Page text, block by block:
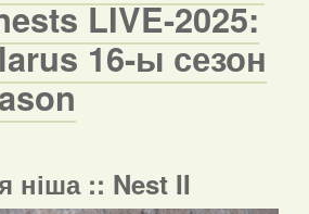
LIVE-2025:
16-ы сезон
ніша :: Nest II